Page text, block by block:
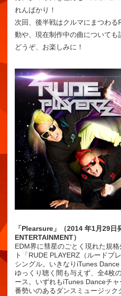
れんばかり！
次回、後半戦はクルマにまつわる
動や、現在制作中の曲についても
どうぞ、お楽しみに！
「Plearsure」（2014 年1月29日
ENTERTAINMENT）
EDM界に彗星のごとく現れた規
ト「RUDE PLAYERZ（ルードプ
シングル。いきなりiTunes Dance
ゆっくり聴く間も与えず、全4枚
ース。いずれもiTunes Danceチ
番勢いのあるダンスミュージック